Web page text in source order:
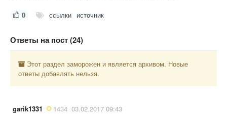
0 ссылки источник
Ответы на пост (24)
Этот раздел заморожен и является архивом. Новые
ответы добавлять нельзя.
garik1331 1434 03.02.2017 09:43